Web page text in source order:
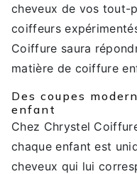
cheveux de vos tout-
coiffeurs
Coiffure saura
matière de coiffure
Des coupes
enfant
Chez Chrystel
chaque enfant est
cheveux qui lui